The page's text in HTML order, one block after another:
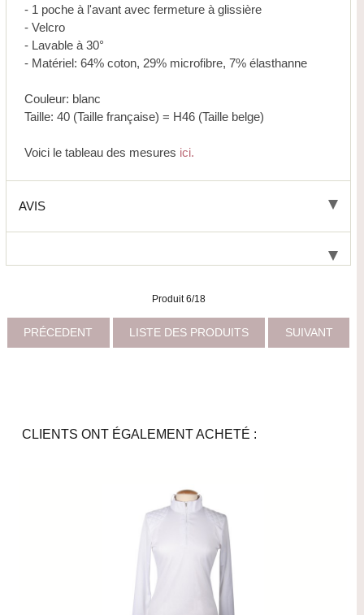
- 1 poche à l'avant avec fermeture à glissière
- Velcro
- Lavable à 30°
- Matériel: 64% coton, 29% microfibre, 7% élasthanne
Couleur: blanc
Taille: 40 (Taille française) = H46 (Taille belge)
Voici le tableau des mesures ici.
AVIS
Produit 6/18
PRÉCEDENT LISTE DES PRODUITS SUIVANT
CLIENTS ONT ÉGALEMENT ACHETÉ :